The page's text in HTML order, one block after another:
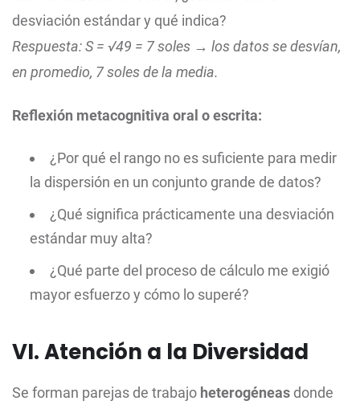
desviación estándar y qué indica?
Respuesta: S = √49 = 7 soles → los datos se desvían,
en promedio, 7 soles de la media.
Reflexión metacognitiva oral o escrita:
¿Por qué el rango no es suficiente para medir
la dispersión en un conjunto grande de datos?
¿Qué significa prácticamente una desviación
estándar muy alta?
¿Qué parte del proceso de cálculo me exigió
mayor esfuerzo y cómo lo superé?
VI. Atención a la Diversidad
Se forman parejas de trabajo heterogéneas donde